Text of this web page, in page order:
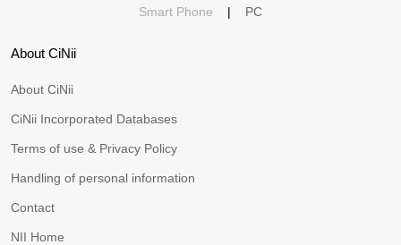
Smart Phone | PC
About CiNii
About CiNii
CiNii Incorporated Databases
Terms of use & Privacy Policy
Handling of personal information
Contact
NII Home